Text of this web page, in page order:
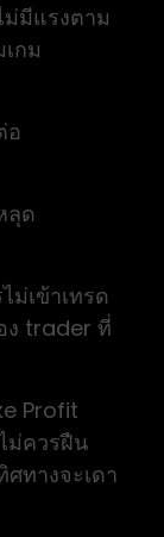
มีแรงตาม
กม
อ
ลุด
ม่เข้าเทรด
ง trader ที่
Profit
ม่ควรฝืน
ทางจะเดา